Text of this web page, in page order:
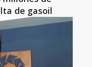
de gasoil